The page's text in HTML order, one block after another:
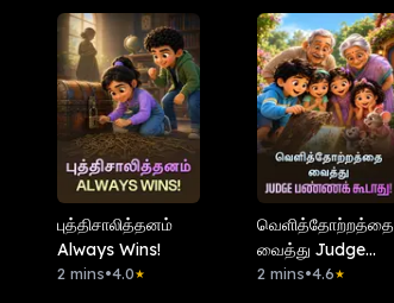
புத்திசாலித்தனம்
Always Wins!
2 mins•4.0★
வெளித்தோற்றத்தை
வைத்து Judge
பண்ணக் கூடாது!
2 mins•4.6★